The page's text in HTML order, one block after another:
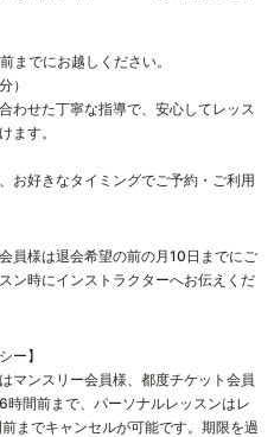
までにお越しください。
）
わせた丁寧な指導で、安心してレッス
ます。
お好きなタイミングでご予約・ご利用
員様は退会希望の前の月10日までにご
ン時にインストラクターへお伝えくだ
ー】
マンスリー会員様、都度チケット会員
時間前まで、パーソナルレッスンはレ
までキャンセルが可能です。期限を過